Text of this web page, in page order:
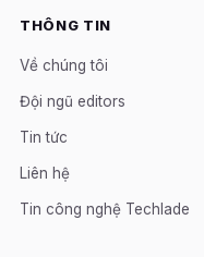
THÔNG TIN
Về chúng tôi
Đội ngũ editors
Tin tức
Liên hệ
Tin công nghệ Techlade